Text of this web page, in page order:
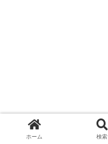
ホーム 検索